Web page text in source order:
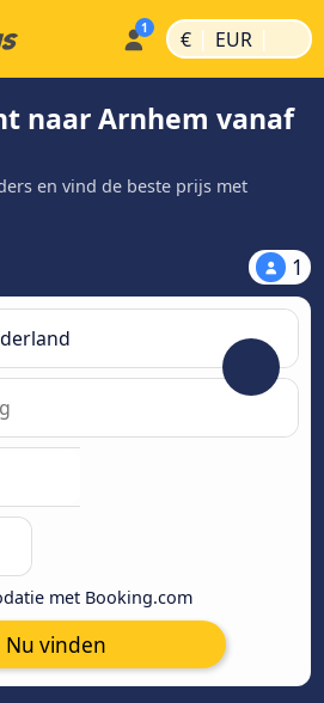
€ | EUR |
naar Arnhem vanaf
en vind de beste prijs met
1
met Booking.com
Nu vinden